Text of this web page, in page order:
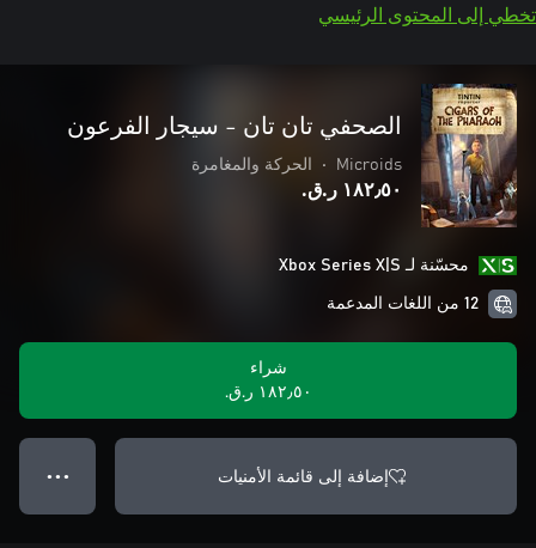
تخطي إلى المحتوى الرئيسي
الصحفي تان تان - سيجار الفرعون
Microids
• الحركة والمغامرة
١٨٢٫٥٠ ر.ق.‏
محسّنة لـ Xbox Series X|S
12 من اللغات المدعمة
شراء
١٨٢٫٥٠ ر.ق.‏
إضافة إلى قائمة الأمنيات ● ● ●